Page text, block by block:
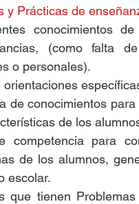
y Prácticas de
conocimientos
(como falta
o personales).
orientaciones
de conocimientos
de los
competencia para
de los alumnos,
escolar.
que tienen